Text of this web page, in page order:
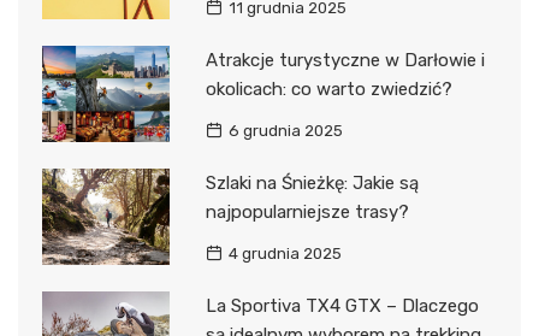
11 grudnia 2025
Atrakcje turystyczne w Darłowie i
okolicach: co warto zwiedzić?
6 grudnia 2025
Szlaki na Śnieżkę: Jakie są
najpopularniejsze trasy?
4 grudnia 2025
La Sportiva TX4 GTX – Dlaczego